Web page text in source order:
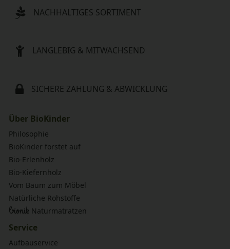
NACHHALTIGES SORTIMENT
LANGLEBIG & MITWACHSEND
SICHERE ZAHLUNG & ABWICKLUNG
Über BioKinder
Philosophie
BioKinder forstet auf
Bio-Erlenholz
Bio-Kiefernholz
Vom Baum zum Möbel
Natürliche Rohstoffe
bionik Naturmatratzen
Service
Aufbauservice